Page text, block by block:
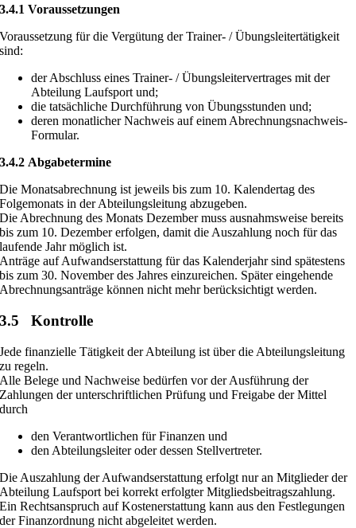
3.4.1 Voraussetzungen
Voraussetzung für die Vergütung der Trainer- / Übungsleitertätigkeit
sind:
der Abschluss eines Trainer- / Übungsleitervertrages mit der
Abteilung Laufsport und;
die tatsächliche Durchführung von Übungsstunden und;
deren monatlicher Nachweis auf einem Abrechnungsnachweis-
Formular.
3.4.2 Abgabetermine
Die Monatsabrechnung ist jeweils bis zum 10. Kalendertag des
Folgemonats in der Abteilungsleitung abzugeben.
Die Abrechnung des Monats Dezember muss ausnahmsweise bereits
bis zum 10. Dezember erfolgen, damit die Auszahlung noch für das
laufende Jahr möglich ist.
Anträge auf Aufwandserstattung für das Kalenderjahr sind spätestens
bis zum 30. November des Jahres einzureichen. Später eingehende
Abrechnungsanträge können nicht mehr berücksichtigt werden.
3.5 Kontrolle
Jede finanzielle Tätigkeit der Abteilung ist über die Abteilungsleitung
zu regeln.
Alle Belege und Nachweise bedürfen vor der Ausführung der
Zahlungen der unterschriftlichen Prüfung und Freigabe der Mittel
durch
den Verantwortlichen für Finanzen und
den Abteilungsleiter oder dessen Stellvertreter.
Die Auszahlung der Aufwandserstattung erfolgt nur an Mitglieder der
Abteilung Laufsport bei korrekt erfolgter Mitgliedsbeitragszahlung.
Ein Rechtsanspruch auf Kostenerstattung kann aus den Festlegungen
der Finanzordnung nicht abgeleitet werden.